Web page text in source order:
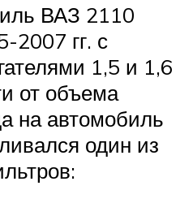
ВАЗ 2110
2007 гг. с
1,5 и 1,6
от объема
на автомобиль
один из